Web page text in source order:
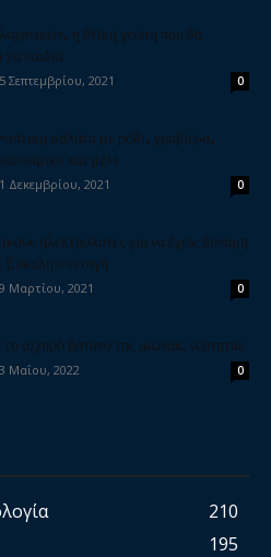
η θεϊκή γεύση που θα
τα παιδιά
Σεπτεμβρίου, 2021 0
σαλάτα με ρόδι, γραβιέρα,
και μέλι
Δεκεμβρίου, 2021 0
ηλεκτρολύτες για να έχεις δύναμη
Εύκολη συνταγή
Μαρτίου, 2021 0
ισχυρό βότανο της αιώνιας νεότητας
Μαΐου, 2022 0
210
195